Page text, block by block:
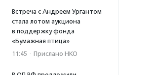
Встреча с Андреем Ургантом
стала лотом аукциона
в поддержку фонда
«Бумажная птица»
11:45 · Прислано НКО